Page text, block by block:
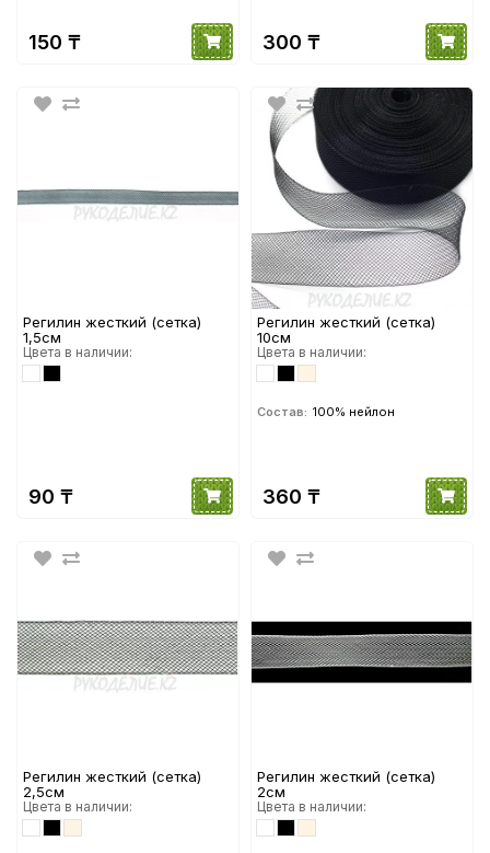
150 ₸ 300 ₸
Регилин жесткий (сетка)
1,5см
Цвета в наличии:
90 ₸
Регилин жесткий (сетка)
10см
Цвета в наличии:
Состав: 100% нейлон
360 ₸
Регилин жесткий (сетка)
2,5см
Цвета в наличии:
Регилин жесткий (сетка)
2см
Цвета в наличии: